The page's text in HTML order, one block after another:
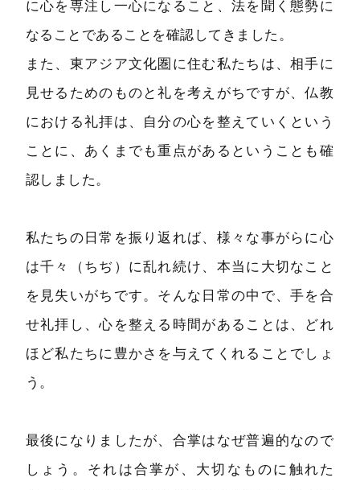
に心を専注し一心になること、法を聞く態勢に
なることであることを確認してきました。
また、東アジア文化圏に住む私たちは、相手に
見せるためのものと礼を考えがちですが、仏教
における礼拝は、自分の心を整えていくという
ことに、あくまでも重点があるということも確
認しました。
私たちの日常を振り返れば、様々な事がらに心
は千々（ちぢ）に乱れ続け、本当に大切なこと
を見失いがちです。そんな日常の中で、手を合
せ礼拝し、心を整える時間があることは、どれ
ほど私たちに豊かさを与えてくれることでしょ
う。
最後になりましたが、合掌はなぜ普遍的なので
しょう。それは合掌が、大切なものに触れた